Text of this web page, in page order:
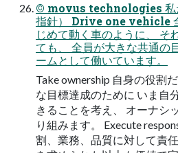
© movus technologies 私
指針） Drive one vehicle
じめて動く⾞のように、 そ
ても、 全員が⼤きな共通の
ームとして働いています。
Take ownership ⾃⾝の役割
な⽬標達成のために いま⾃
きることを考え、 オーナシ
り組みます。 Execute
割、業務、品質に対して責